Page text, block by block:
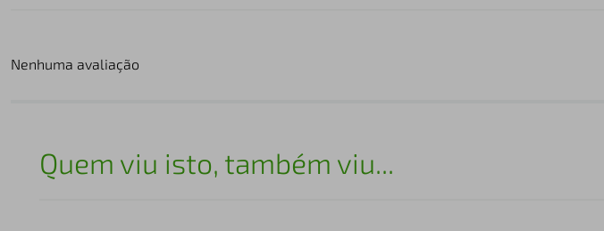
Nenhuma avaliação
Quem viu isto, também viu...